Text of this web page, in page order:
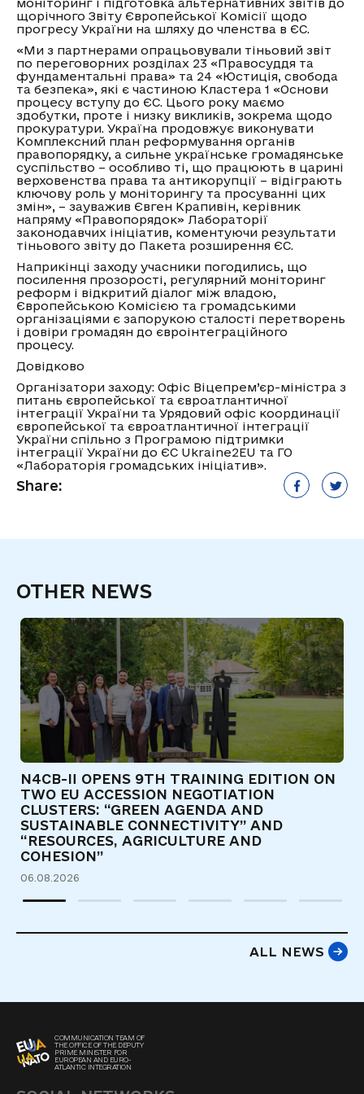
Share:
моніторинг і підготовка альтернативних звітів до
щорічного Звіту Європейської Комісії щодо
прогресу України на шляху до членства в ЄС.
«Ми з партнерами опрацьовували тіньовий звіт
по переговорних розділах 23 «Правосуддя та
фундаментальні права» та 24 «Юстиція, свобода
та безпека», які є частиною Кластера 1 «Основи
процесу вступу до ЄС. Цього року маємо
здобутки, проте і низку викликів, зокрема щодо
прокуратури. Україна продовжує виконувати
Комплексний план реформування органів
правопорядку, а сильне українське громадянське
суспільство – особливо ті, що працюють в царині
верховенства права та антикорупції – відіграють
ключову роль у моніторингу та просуванні цих
змін», – зауважив Євген Крапивін, керівник
напряму «Правопорядок» Лабораторії
законодавчих ініціатив, коментуючи результати
тіньового звіту до Пакета розширення ЄС.
Наприкінці заходу учасники погодились, що
посилення прозорості, регулярний моніторинг
реформ і відкритий діалог між владою,
Європейською Комісією та громадськими
організаціями є запорукою сталості перетворень
і довіри громадян до євроінтеграційного
процесу.
Довідково
Організатори заходу: Офіс Віцепрем’єр-міністра з
питань європейської та євроатлантичної
інтеграції України та Урядовий офіс координації
європейської та євроатлантичної інтеграції
України спільно з Програмою підтримки
інтеграції України до ЄС Ukraine2EU та ГО
«Лабораторія громадських ініціатив».
OTHER NEWS
N4CB-II OPENS 9TH TRAINING EDITION ON
TWO EU ACCESSION NEGOTIATION
CLUSTERS: “GREEN AGENDA AND
SUSTAINABLE CONNECTIVITY” AND
“RESOURCES, AGRICULTURE AND
COHESION”
06.08.2026
ALL NEWS
COMMUNICATION TEAM OF
THE OFFICE OF THE DEPUTY
PRIME MINISTER FOR
EUROPEAN AND EURO-
ATLANTIC INTEGRATION